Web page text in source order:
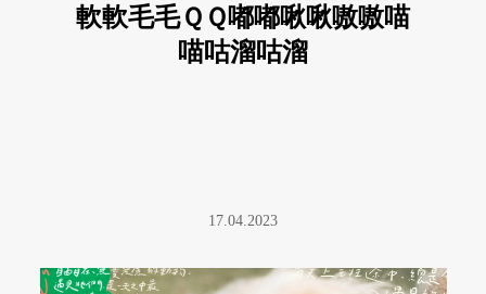
軟軟毛毛ＱＱ嘟嘟啾啾嗷嗷喵
喵咕溜咕溜
17.04.2023